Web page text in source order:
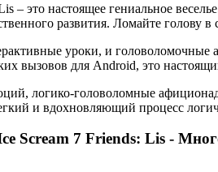
– это настоящее гениальное
развития. Ломайте голову
уроки, и головоломочные
вызовов для Android, это
логико-головоломные
и вдохновляющий процесс
Scream 7 Friends: Lis -